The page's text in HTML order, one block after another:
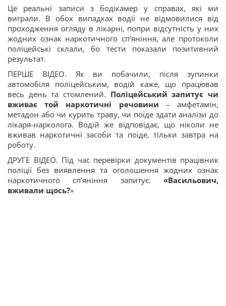
Це реальні записи з бодікамер у справах, які ми
виграли. В обох випадках водії не відмовилися від
проходження огляду в лікарні, попри відсутність у них
жодних ознак наркотичного сп’яніння, але протоколи
поліцейські склали, бо тести показали позитивний
результат.
ПЕРШЕ ВІДЕО. Як ви побачили, після зупинки
автомобіля поліцейським, водій каже, що працював
весь день та стомлений. Поліцейський запитує чи
вживає той наркотичні речовини – амфетамін,
метадон або чи курить траву, чи поїде здати аналізи до
лікаря-нарколога. Водій же відповідає, що ніколи не
вживав наркотичні засоби та поїде, тільки завтра на
роботу.
ДРУГЕ ВІДЕО. Під час перевірки документів працівник
поліції без виявлення та оголошення жодних ознак
наркотичного сп’яніння запитує: «Васильович,
вживали щось?»